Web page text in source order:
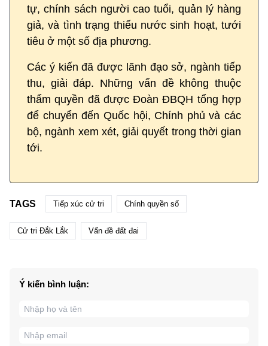
tự, chính sách người cao tuổi, quản lý hàng
giả, và tình trạng thiếu nước sinh hoạt, tưới
tiêu ở một số địa phương.
Các ý kiến đã được lãnh đạo sở, ngành tiếp
thu, giải đáp. Những vấn đề không thuộc
thẩm quyền đã được Đoàn ĐBQH tổng hợp
để chuyển đến Quốc hội, Chính phủ và các
bộ, ngành xem xét, giải quyết trong thời gian
tới.
TAGS Tiếp xúc cử tri Chính quyền số
Cử tri Đắk Lắk Vấn đề đất đai
Ý kiến bình luận: